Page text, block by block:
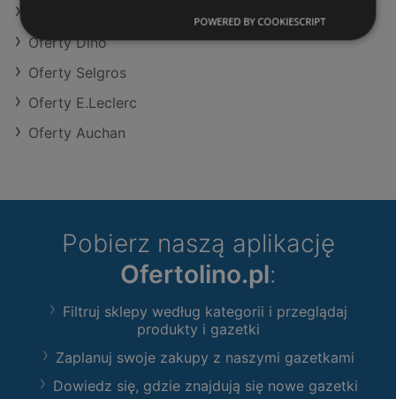
Oferty Dino
Oferty Selgros
Oferty E.Leclerc
Oferty Auchan
Pobierz naszą aplikację
Ofertolino.pl:
Filtruj sklepy według kategorii i przeglądaj
produkty i gazetki
Zaplanuj swoje zakupy z naszymi gazetkami
Dowiedz się, gdzie znajdują się nowe gazetki
POWERED BY COOKIESCRIPT